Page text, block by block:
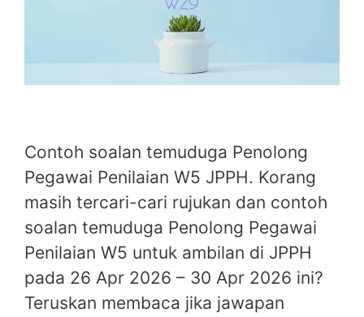
Contoh soalan temuduga Penolong
Pegawai Penilaian W5 JPPH. Korang
masih tercari-cari rujukan dan contoh
soalan temuduga Penolong Pegawai
Penilaian W5 untuk ambilan di JPPH
pada 26 Apr 2026 – 30 Apr 2026 ini?
Teruskan membaca jika jawapan